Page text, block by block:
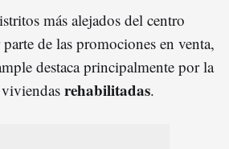
más alejados del centro
de las promociones en venta,
destaca principalmente por la
rehabilitadas.